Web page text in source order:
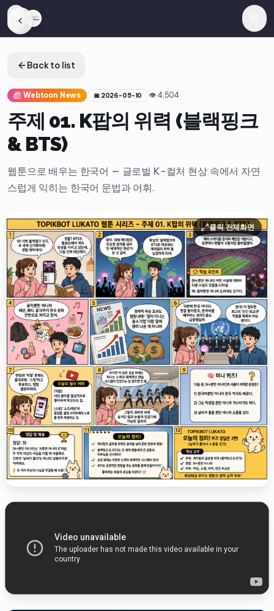
Back to list
Webtoon News 📅 2026-05-10 👁 4,504
주제 01. K팝의 위력 (블랙핑크
& BTS)
웹툰으로 배우는 한국어 — 글로벌 K-컬처 현상 속에서 자연
스럽게 익히는 한국어 문법과 어휘.
클릭 전체화면